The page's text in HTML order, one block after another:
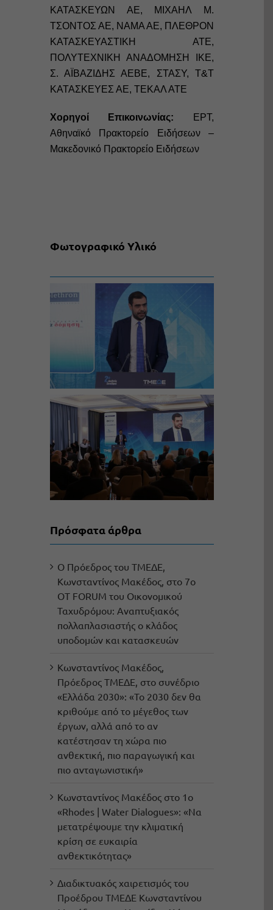
ΚΑΤΑΣΚΕΥΩΝ ΑΕ, ΜΙΧΑΗΛ Μ.
ΤΣΟΝΤΟΣ ΑΕ, ΝΑΜΑ ΑΕ, ΠΛΕΘΡΟΝ
ΚΑΤΑΣΚΕΥΑΣΤΙΚΗ ΑΤΕ,
ΠΟΛΥΤΕΧΝΙΚΗ ΑΝΑΔΟΜΗΣΗ ΙΚΕ,
Σ. ΑΪΒΑΖΙΔΗΣ ΑΕΒΕ, ΣΤΑΣΥ, Τ&Τ
ΚΑΤΑΣΚΕΥΕΣ ΑΕ, ΤΕΚΑΛ ΑΤΕ
Χορηγοί Επικοινωνίας: ΕΡΤ,
Αθηναϊκό Πρακτορείο Ειδήσεων –
Μακεδονικό Πρακτορείο Ειδήσεων
Φωτογραφικό Υλικό
Πρόσφατα άρθρα
Ο Πρόεδρος του ΤΜΕΔΕ,
Κωνσταντίνος Μακέδος, στο 7ο
OT FORUM του Οικονομικού
Ταχυδρόμου: Αναπτυξιακός
πολλαπλασιαστής ο κλάδος
υποδομών και κατασκευών
Κωνσταντίνος Μακέδος,
Πρόεδρος ΤΜΕΔΕ, στο συνέδριο
«Ελλάδα 2030»: «Το 2030 δεν θα
κριθούμε από το μέγεθος των
έργων, αλλά από το αν
κατέστησαν τη χώρα πιο
ανθεκτική, πιο παραγωγική και
πιο ανταγωνιστική»
Κωνσταντίνος Μακέδος στο 1ο
«Rhodes | Water Dialogues»: «Να
μετατρέψουμε την κλιματική
κρίση σε ευκαιρία
ανθεκτικότητας»
Διαδικτυακός χαιρετισμός του
Προέδρου ΤΜΕΔΕ Κωνσταντίνου